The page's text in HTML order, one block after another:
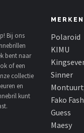
Bij ons
bent naar
of een
collectie
en
kunt
MERKEN
Polaroid
KIMU
Sinner
Fako
Guess
Maesy